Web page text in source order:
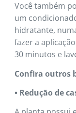
Você também
um
hidratante,
fazer a
30 minutos e
Confira outros
• Redução de